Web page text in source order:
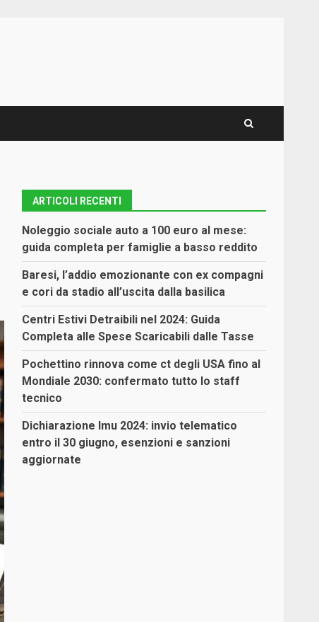
ARTICOLI RECENTI
Noleggio sociale auto a 100 euro al mese:
guida completa per famiglie a basso reddito
Baresi, l’addio emozionante con ex compagni
e cori da stadio all’uscita dalla basilica
Centri Estivi Detraibili nel 2024: Guida
Completa alle Spese Scaricabili dalle Tasse
Pochettino rinnova come ct degli USA fino al
Mondiale 2030: confermato tutto lo staff
tecnico
Dichiarazione Imu 2024: invio telematico
entro il 30 giugno, esenzioni e sanzioni
aggiornate